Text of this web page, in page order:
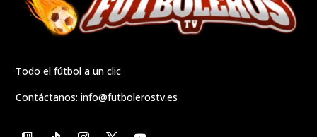
Todo el fútbol a un clic
Contáctanos:info@futbolerostv.es